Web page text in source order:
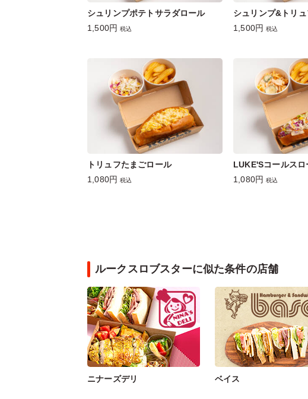
シュリンプポテトサラダロール
1,500円 税込
シュリンプ&トリ
1,500円 税込
トリュフたまごロール
1,080円 税込
LUKE'Sコールスロ
1,080円 税込
ルークスロブスターに似た条件の店舗
ニナーズデリ ベイス